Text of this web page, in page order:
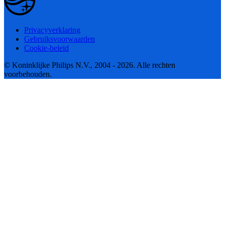
Privacyverklaring
Gebruiksvoorwaarden
Cookie-beleid
© Koninklijke Philips N.V., 2004 - 2026. Alle rechten
voorbehouden.